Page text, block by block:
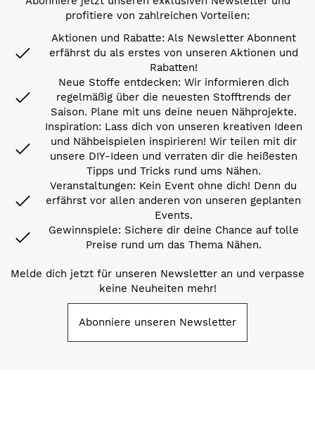
profitiere von zahlreichen Vorteilen:
Aktionen und Rabatte: Als Newsletter Abonnent
erfährst du als erstes von unseren Aktionen und
Rabatten!
Neue Stoffe entdecken: Wir informieren dich
regelmäßig über die neuesten Stofftrends der
Saison. Plane mit uns deine neuen Nähprojekte.
Inspiration: Lass dich von unseren kreativen Ideen
und Nähbeispielen inspirieren! Wir teilen mit dir
unsere DIY-Ideen und verraten dir die heißesten
Tipps und Tricks rund ums Nähen.
Veranstaltungen: Kein Event ohne dich! Denn du
erfährst vor allen anderen von unseren geplanten
Events.
Gewinnspiele: Sichere dir deine Chance auf tolle
Preise rund um das Thema Nähen.
Melde dich jetzt für unseren Newsletter an und verpasse
keine Neuheiten mehr!
Abonniere unseren Newsletter